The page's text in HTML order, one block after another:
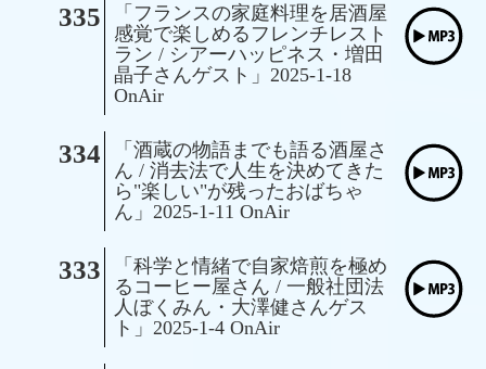
335
「フランスの家庭料理を居酒屋
感覚で楽しめるフレンチレスト
ラン / シアーハッピネス・増田
晶子さんゲスト」2025-1-18
OnAir
334
「酒蔵の物語までも語る酒屋さ
ん / 消去法で人生を決めてきた
ら"楽しい"が残ったおばちゃ
ん」2025-1-11 OnAir
333
「科学と情緒で自家焙煎を極め
るコーヒー屋さん / 一般社団法
人ぼくみん・大澤健さんゲス
ト」2025-1-4 OnAir